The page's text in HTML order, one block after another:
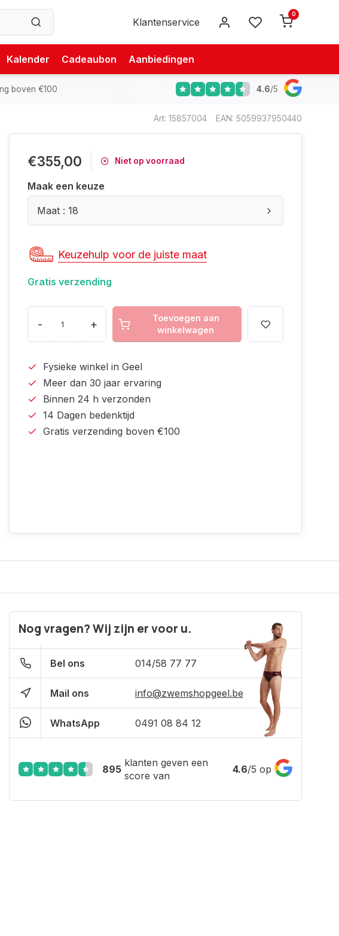
Klantenservice
0
Kalender Cadeaubon Aanbiedingen
boven €100 4.6/5
Art: 15857004 EAN: 5059937950440
€355,00 Niet op voorraad
Maak een keuze
Maat : 18
Keuzehulp voor de juiste maat
Gratis verzending
- +
Toevoegen aan
winkelwagen
Fysieke winkel in Geel
Meer dan 30 jaar ervaring
Binnen 24 h verzonden
14 Dagen bedenktijd
Gratis verzending boven €100
Nog vragen? Wij zijn er voor u.
Bel ons 014/58 77 77
Mail ons info@zwemshopgeel.be
WhatsApp 0491 08 84 12
895
klanten geven een
score van
4.6/5 op